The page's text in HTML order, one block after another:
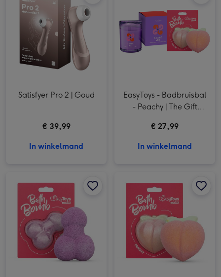
Satisfyer Pro 2 | Goud
€ 39,99
In winkelmand
EasyToys - Badbruisbal
- Peachy | The Gift
Adore you
€ 27,99
In winkelmand